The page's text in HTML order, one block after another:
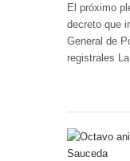
El próximo
decreto que
General de
registrales